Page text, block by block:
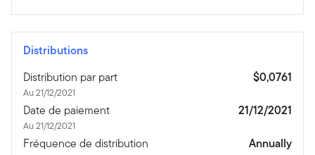
Distributions
Distribution par part
Au 21/12/2021
$0,0761
Date de paiement
Au 21/12/2021
21/12/2021
Fréquence de distribution
Annually